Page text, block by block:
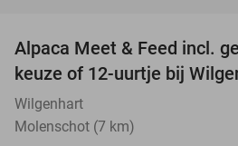
Alpaca Meet & Feed incl.
keuze of 12-uurtje bij
Wilgenhart
Molenschot (7 km)